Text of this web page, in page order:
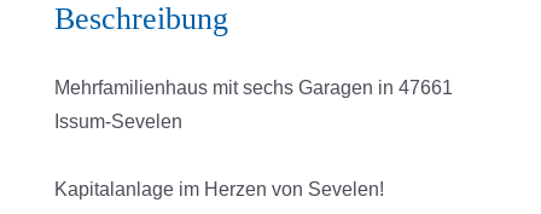
Beschreibung
Mehrfamilienhaus mit sechs Garagen in 47661
Issum-Sevelen
Kapitalanlage im Herzen von Sevelen!